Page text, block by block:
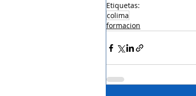
Etiquetas:
colima
formacion